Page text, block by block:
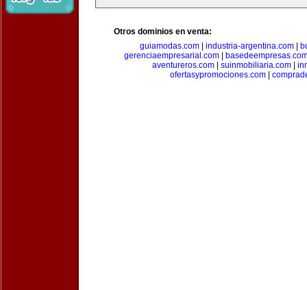
Otros dominios en venta:
guiamodas.com| industria-argentina.com|
gerenciaempresarial.com|
aventureros.com| suinmobiliaria.com|
ofertasypromociones.com|